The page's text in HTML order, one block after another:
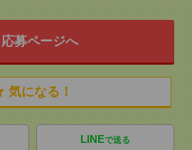
応募ページへ
気になる！
LINEで送る